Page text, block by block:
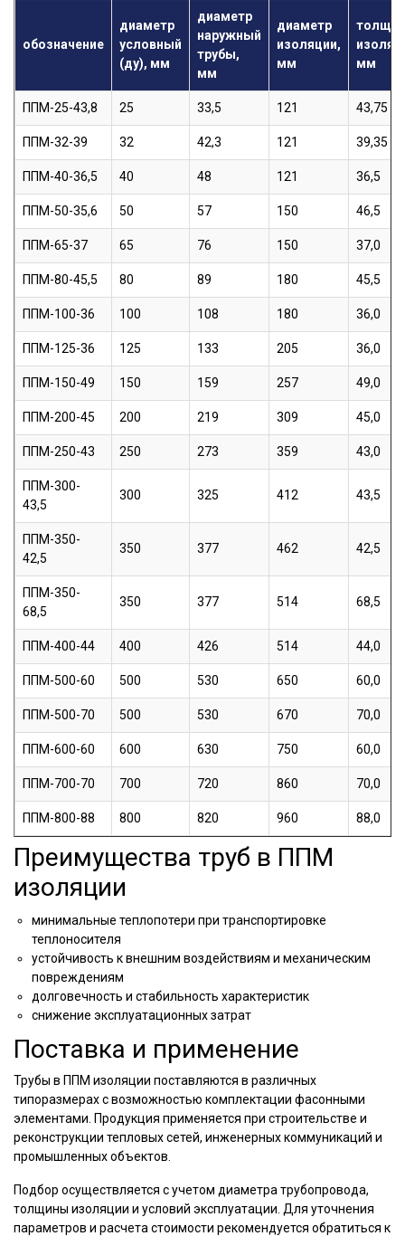
обозначение
диаметр
условный
(ду), мм
диаметр
наружный
трубы,
мм
диаметр
изоляции,
мм
мм
ППМ-25-43,8 25 33,5 121 43,75
ППМ-32-39 32 42,3 121 39,35
ППМ-40-36,5 40 48 121 36,5
ППМ-50-35,6 50 57 150 46,5
ППМ-65-37 65 76 150 37,0
ППМ-80-45,5 80 89 180 45,5
ППМ-100-36 100 108 180 36,0
ППМ-125-36 125 133 205 36,0
ППМ-150-49 150 159 257 49,0
ППМ-200-45 200 219 309 45,0
ППМ-250-43 250 273 359 43,0
ППМ-300-
43,5
300 325 412 43,5
ППМ-350-
42,5
350 377 462 42,5
ППМ-350-
68,5
350 377 514 68,5
ППМ-400-44 400 426 514 44,0
ППМ-500-60 500 530 650 60,0
ППМ-500-70 500 530 670 70,0
ППМ-600-60 600 630 750 60,0
ППМ-700-70 700 720 860 70,0
ППМ-800-88 800 820 960 88,0
Преимущества труб в ППМ
изоляции
минимальные теплопотери при транспортировке
теплоносителя
устойчивость к внешним воздействиям и механическим
повреждениям
долговечность и стабильность характеристик
снижение эксплуатационных затрат
Поставка и применение
Трубы в ППМ изоляции поставляются в различных
типоразмерах с возможностью комплектации фасонными
элементами. Продукция применяется при строительстве и
реконструкции тепловых сетей, инженерных коммуникаций и
промышленных объектов.
Подбор осуществляется с учетом диаметра трубопровода,
толщины изоляции и условий эксплуатации. Для уточнения
параметров и расчета стоимости рекомендуется обратиться к